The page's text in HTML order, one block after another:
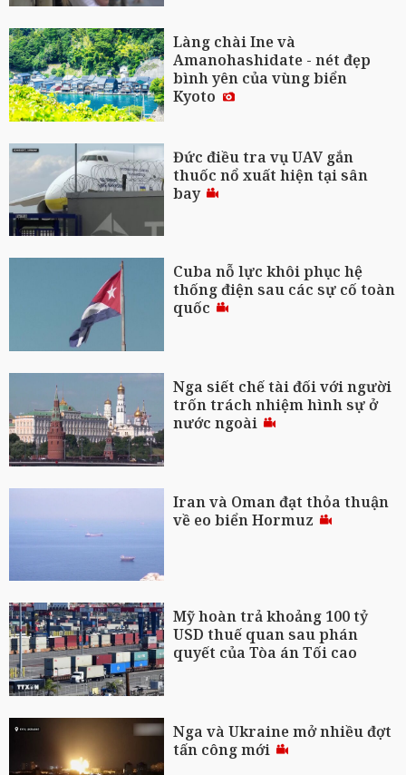
Làng chài Ine và
Amanohashidate - nét đẹp
bình yên của vùng biển
Kyoto
Đức điều tra vụ UAV gắn
thuốc nổ xuất hiện tại sân
bay
Cuba nỗ lực khôi phục hệ
thống điện sau các sự cố toàn
quốc
Nga siết chế tài đối với người
trốn trách nhiệm hình sự ở
nước ngoài
Iran và Oman đạt thỏa thuận
về eo biển Hormuz
Mỹ hoàn trả khoảng 100 tỷ
USD thuế quan sau phán
quyết của Tòa án Tối cao
Nga và Ukraine mở nhiều đợt
tấn công mới